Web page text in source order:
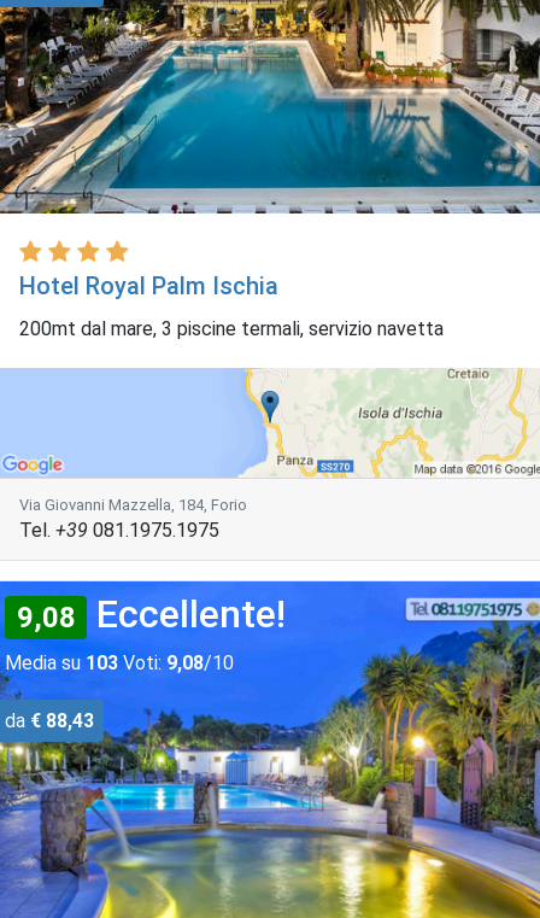
Hotel Royal Palm Ischia
200mt dal mare, 3 piscine termali, servizio navetta
Via Giovanni Mazzella, 184, Forio
Tel. +39 081.1975.1975
9,08 Eccellente!
Media su 103 Voti: 9,08/10
da € 88,43